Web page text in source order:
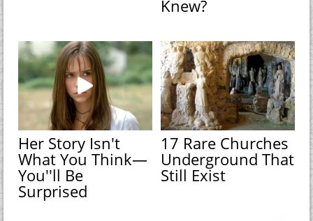
Knew?
Her Story Isn't
What You Think—
You''ll Be
Surprised
17 Rare Churches
Underground That
Still Exist